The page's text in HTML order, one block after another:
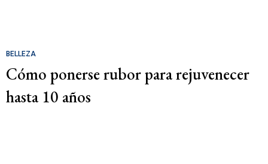
BELLEZA
Cómo ponerse rubor para rejuvenecer
hasta 10 años